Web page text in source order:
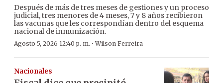
Después de más de tres meses de gestiones y un proceso
judicial, tres menores de 4 meses, 7 y 8 años recibieron
las vacunas que les correspondían dentro del esquema
nacional de inmunización.
Agosto 5, 2026 12:40 p. m. ·Wilson Ferreira
Nacionales